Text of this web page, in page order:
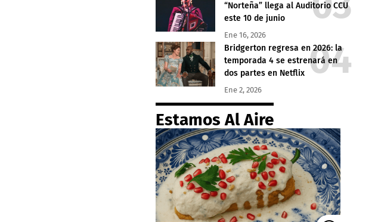
“Norteña” llega al Auditorio CCU
este 10 de junio
Ene 16, 2026
Bridgerton regresa en 2026: la
temporada 4 se estrenará en
dos partes en Netflix
Ene 2, 2026
Estamos Al Aire